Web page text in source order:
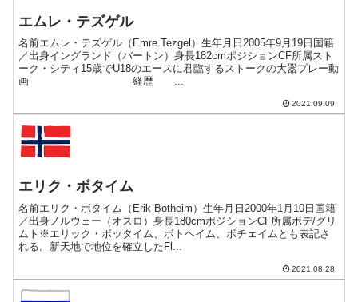
エムレ・テズゲル
名前エムレ・テズゲル（Emre Tezgel）生年月日2005年9月19日国籍
／出身イングランド（バートン）身長182cmポジションCF所属スト
ーク・シティ15歳でU18のエースに君臨するストークの大器プレー動
画 経歴 ...
2021.09.09
エリク・ボタイム
名前エリク・ボタイム（Erik Botheim）生年月日2000年1月10日国籍
／出身ノルウェー（オスロ）身長180cmポジションCF所属ボデ/グリ
ムト※エリック・ボッタイム、ボトヘイム、ボチェイムとも表記さ
れる。新天地で地位を確立したFl...
2021.08.28